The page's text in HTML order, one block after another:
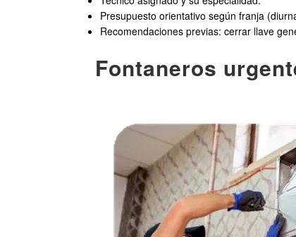
Presupuesto orientativo según franja
Recomendaciones previas: cerrar llave
Fontaneros